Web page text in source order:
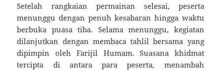
Setelah rangkaian permainan selesai, peserta
menunggu dengan penuh kesabaran hingga waktu
berbuka puasa tiba. Selama menunggu, kegiatan
dilanjutkan dengan membaca tahlil bersama yang
dipimpin oleh Farijil Humam. Suasana khidmat
tercipta di antara para peserta, menambah